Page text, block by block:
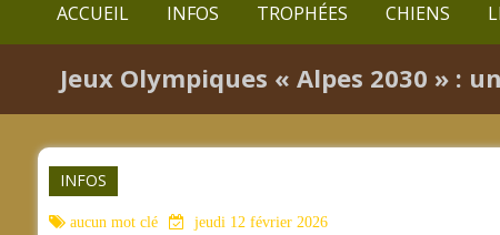
ACCUEIL INFOS TROPHÉES CHIENS
Jeux Olympiques « Alpes 2030 » :
INFOS
aucun mot clé jeudi 12 février 2026